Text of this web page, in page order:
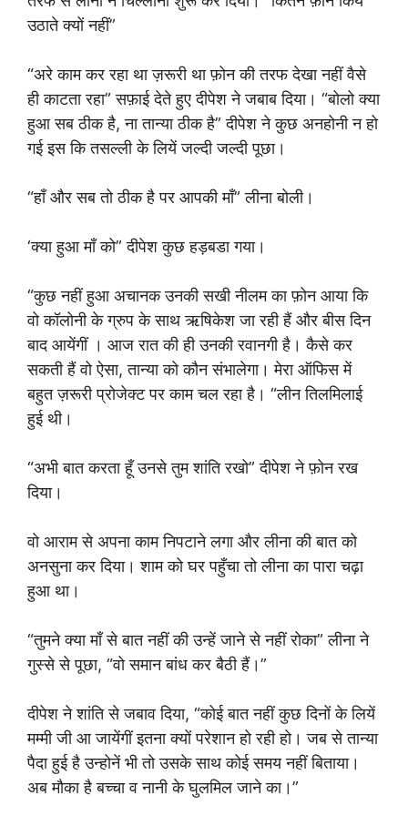
उठाते क्यों नहीं”
“अरे काम कर रहा था ज़रूरी था फ़ोन की तरफ देखा नहीं वैसे
ही काटता रहा” सफ़ाई देते हुए दीपेश ने जबाब दिया। “बोलो क्या
हुआ सब ठीक है, ना तान्या ठीक है” दीपेश ने कुछ अनहोनी न हो
गई इस कि तसल्ली के लियें जल्दी जल्दी पूछा।
“हाँ और सब तो ठीक है पर आपकी माँ” लीना बोली।
‘क्या हुआ माँ को” दीपेश कुछ हड़बडा गया।
“कुछ नहीं हुआ अचानक उनकी सखी नीलम का फ़ोन आया कि
वो कॉलोनी के ग्रुप के साथ ऋषिकेश जा रही हैं और बीस दिन
बाद आयेंगीं । आज रात की ही उनकी रवानगी है। कैसे कर
सकती हैं वो ऐसा, तान्या को कौन संभालेगा। मेरा ऑफिस में
बहुत ज़रूरी प्रोजेक्ट पर काम चल रहा है। “लीन तिलमिलाई
हुई थी।
“अभी बात करता हूँ उनसे तुम शांति रखो” दीपेश ने फ़ोन रख
दिया।
वो आराम से अपना काम निपटाने लगा और लीना की बात को
अनसुना कर दिया। शाम को घर पहुँचा तो लीना का पारा चढ़ा
हुआ था।
“तुमने क्या माँ से बात नहीं की उन्हें जाने से नहीं रोका” लीना ने
गुस्से से पूछा, “वो समान बांध कर बैठी हैं।”
दीपेश ने शांति से जबाव दिया, “कोई बात नहीं कुछ दिनों के लियें
मम्मी जी आ जायेंगीं इतना क्यों परेशान हो रही हो। जब से तान्या
पैदा हुई है उन्होनें भी तो उसके साथ कोई समय नहीं बिताया।
अब मौका है बच्चा व नानी के घुलमिल जाने का।”